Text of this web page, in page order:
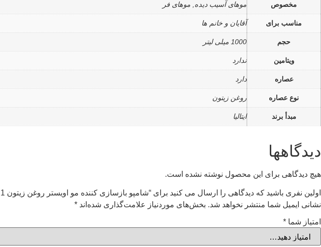
مخصوص موهای آسیب دیده, موهای فر
مناسب برای آقایان و خانم ها
حجم 1000 میلی لیتر
ویتامین ندارد
عصاره دارد
نوع عصاره روغن زیتون
مبدأ برند ایتالیا
دیدگاهها
هیچ دیدگاهی برای این محصول نوشته نشده است.
اولین نفری باشید که دیدگاهی را ارسال می کنید برای “شامپو بازسازی کننده مو اویستر روغن زیتون 1 لیتری”
نشانی ایمیل شما منتشر نخواهد شد. بخش‌های موردنیاز علامت‌گذاری شده‌اند *
امتیاز شما *